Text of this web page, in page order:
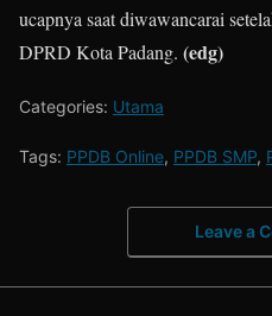
ucapnya saat diwawancarai
DPRD Kota Padang. (edg)
Categories: Utama
Tags: PPDB Online, PPDB SMP,
Leave a